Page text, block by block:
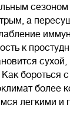
сезоном
а
к
сухой,
бороться
более
легкими и